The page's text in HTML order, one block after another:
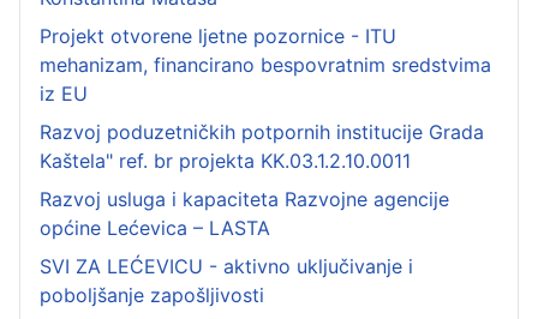
Projekt otvorene ljetne pozornice - ITU
mehanizam, financirano bespovratnim sredstvima
iz EU
Razvoj poduzetničkih potpornih institucije Grada
Kaštela" ref. br projekta KK.03.1.2.10.0011
Razvoj usluga i kapaciteta Razvojne agencije
općine Lećevica – LASTA
SVI ZA LEĆEVICU - aktivno uključivanje i
poboljšanje zapošljivosti